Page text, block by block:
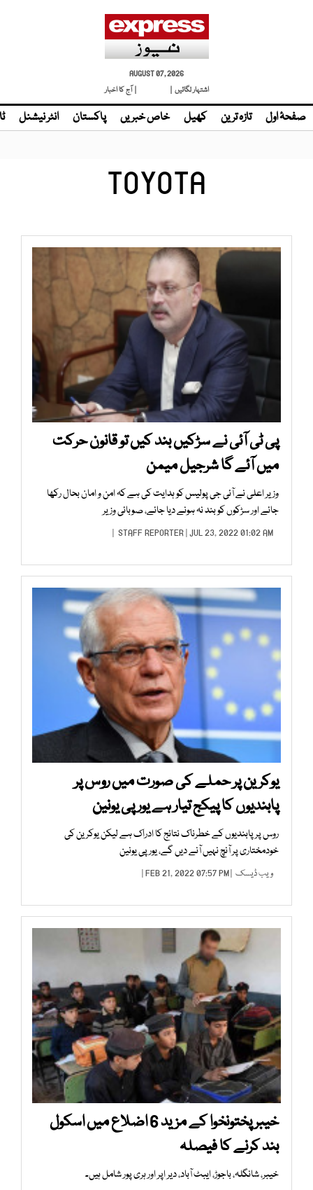
AUGUST 07, 2026
اشتہار لگائیں |
| آج کا اخبار
صفحۂ اول تازہ ترین کھیل خاص خبریں پاکستان انٹر نیشنل
TOYOTA
پی ٹی آئی نے سڑکیں بند کیں تو قانون حرکت
میں آئے گا شرجیل میمن
وزیر اعلی نے آئی جی پولیس کو ہدایت کی ہے کہ امن و امان بحال رکھا
جائے اور سڑکوں کو بند نہ ہونے دیا جائے، صوبائی وزیر
STAFF REPORTER| JUL 23, 2022 01:02 AM |
یوکرین پر حملے کی صورت میں روس پر
پابندیوں کا پیکج تیار ہے یورپی یونین
روس پر پابندیوں کے خطرناک نتائج کا ادراک ہے لیکن یوکرین کی
خودمختاری پر آنچ نہیں آنے دیں گے، یورپی یونین
ویب ڈیسک | FEB 21, 2022 07:57 PM |
خیبر پختونخوا کے مزید 6 اضلاع میں اسکول
بند کرنے کا فیصلہ
خیبر، شانگلہ، باجوڑ، ایبٹ آباد، دیر اپر اور ہری پور شامل ہیں۔